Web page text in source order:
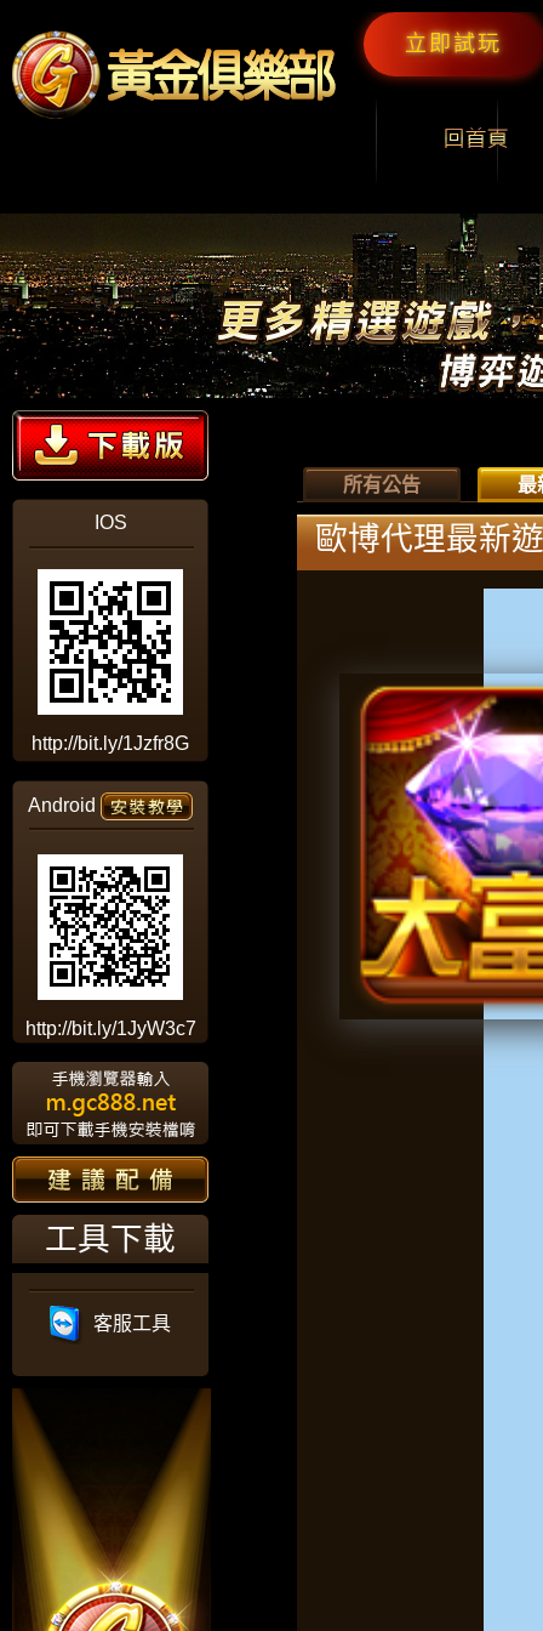
立即試玩
IOS
http://bit.ly/1Jzfr8G
Android
http://bit.ly/1JyW3c7
工具下載
客服工具
所有公告 最
歐博代理最新